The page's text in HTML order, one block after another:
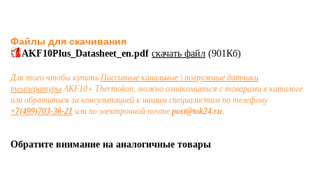
Файлы для скачивания
AKF10Plus_Datasheet_en.pdf скачать файл (901Кб)
Для того чтобы купить Пассивные канальные \ погружные датчики
температурыAKF10+ Thermokon, можно ознакомиться с товарами в каталоге
или обратиться за консультацией к нашим специалистам по телефону
+7(499)703-36-21 или по электронной почте post@tok24.ru.
Обратите внимание на аналогичные товары